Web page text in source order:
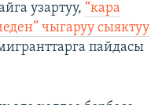
узартуу, “кара
чыгаруу сыяктуу
пайдасы